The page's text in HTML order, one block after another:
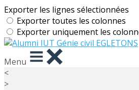
Exporter les lignes sélectionnées
Exporter toutes les colonnes
Exporter uniquement les
Menu
<
>